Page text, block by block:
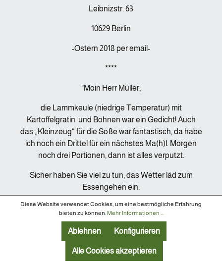
Leibnizstr. 63
10629 Berlin
-Ostern 2018 per email-
****
"Moin Herr Müller,
die Lammkeule (niedrige Temperatur) mit
Kartoffelgratin und Bohnen war ein Gedicht! Auch
das „Kleinzeug“ für die Soße war fantastisch, da habe
ich noch ein Drittel für ein nächstes Ma(h)l. Morgen
noch drei Portionen, dann ist alles verputzt.
Sicher haben Sie viel zu tun, das Wetter läd zum
Essengehen ein.
Vielen Dank nochmal und freundliche Grüße!"
-Beate Haacker vomiPad gesendet Ostern 2018-
***
Diese Website verwendet Cookies, um eine bestmögliche Erfahrung
bieten zu können.Mehr Informationen ...
Ablehnen Konfigurieren
Alle Cookies akzeptieren